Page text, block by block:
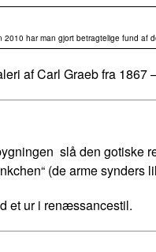
2010 har man gjort betragtelige fund af
af Carl Graeb fra
slå den gotiske
(de arme
et ur i renæssancestil.